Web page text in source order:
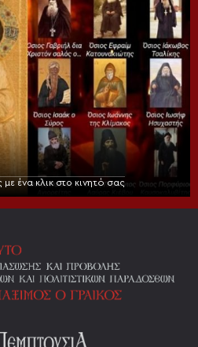
ένα κλικ στο κινητό σας